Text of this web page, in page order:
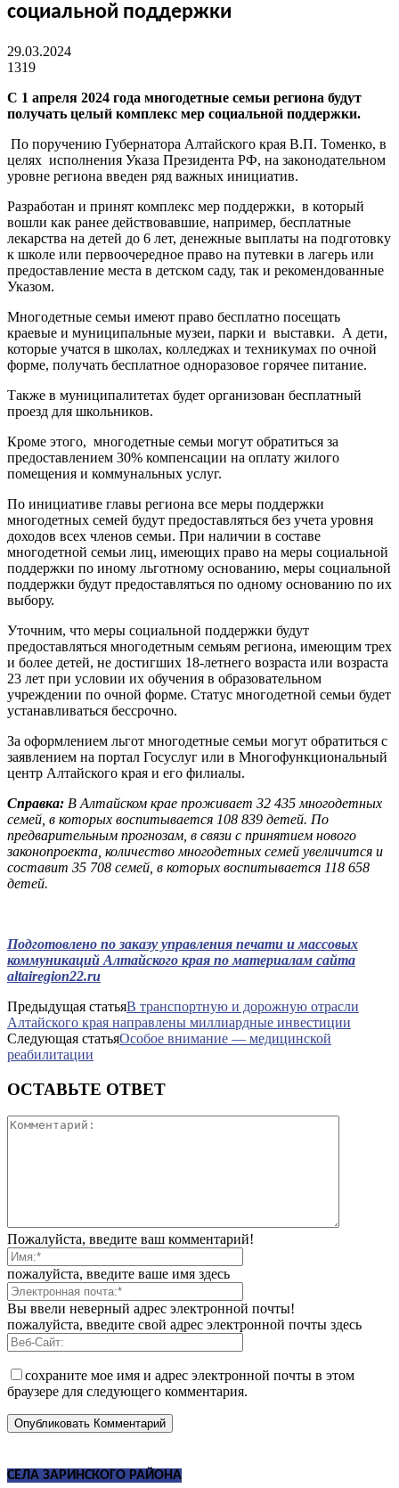
социальной поддержки
29.03.2024
1319
С 1 апреля 2024 года многодетные семьи региона будут
получать целый комплекс мер социальной поддержки.
По поручению Губернатора Алтайского края В.П. Томенко, в
целях исполнения Указа Президента РФ, на законодательном
уровне региона введен ряд важных инициатив.
Разработан и принят комплекс мер поддержки, в который
вошли как ранее действовавшие, например, бесплатные
лекарства на детей до 6 лет, денежные выплаты на подготовку
к школе или первоочередное право на путевки в лагерь или
предоставление места в детском саду, так и рекомендованные
Указом.
Многодетные семьи имеют право бесплатно посещать
краевые и муниципальные музеи, парки и выставки. А дети,
которые учатся в школах, колледжах и техникумах по очной
форме, получать бесплатное одноразовое горячее питание.
Также в муниципалитетах будет организован бесплатный
проезд для школьников.
Кроме этого, многодетные семьи могут обратиться за
предоставлением 30% компенсации на оплату жилого
помещения и коммунальных услуг.
По инициативе главы региона все меры поддержки
многодетных семей будут предоставляться без учета уровня
доходов всех членов семьи. При наличии в составе
многодетной семьи лиц, имеющих право на меры социальной
поддержки по иному льготному основанию, меры социальной
поддержки будут предоставляться по одному основанию по их
выбору.
Уточним, что меры социальной поддержки будут
предоставляться многодетным семьям региона, имеющим трех
и более детей, не достигших 18-летнего возраста или возраста
23 лет при условии их обучения в образовательном
учреждении по очной форме. Статус многодетной семьи будет
устанавливаться бессрочно.
За оформлением льгот многодетные семьи могут обратиться с
заявлением на портал Госуслуг или в Многофункциональный
центр Алтайского края и его филиалы.
Справка: В Алтайском крае проживает 32 435 многодетных
семей, в которых воспитывается 108 839 детей. По
предварительным прогнозам, в связи с принятием нового
законопроекта, количество многодетных семей увеличится и
составит 35 708 семей, в которых воспитывается 118 658
детей.
Подготовлено по заказу управления печати и массовых
коммуникаций Алтайского края по материалам сайта
altairegion22.ru
Предыдущая статьяВ транспортную и дорожную отрасли
Алтайского края направлены миллиардные инвестиции
Следующая статьяОсобое внимание — медицинской
реабилитации
ОСТАВЬТЕ ОТВЕТ
Пожалуйста, введите ваш комментарий!
пожалуйста, введите ваше имя здесь
Вы ввели неверный адрес электронной почты!
пожалуйста, введите свой адрес электронной почты здесь
сохраните мое имя и адрес электронной почты в этом
браузере для следующего комментария.
СЕЛА ЗАРИНСКОГО РАЙОНА